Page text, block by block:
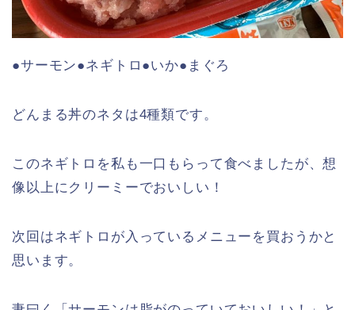
●サーモン●ネギトロ●いか●まぐろ
どんまる丼のネタは4種類です。
このネギトロを私も一口もらって食べましたが、想
像以上にクリーミーでおいしい！
次回はネギトロが入っているメニューを買おうかと
思います。